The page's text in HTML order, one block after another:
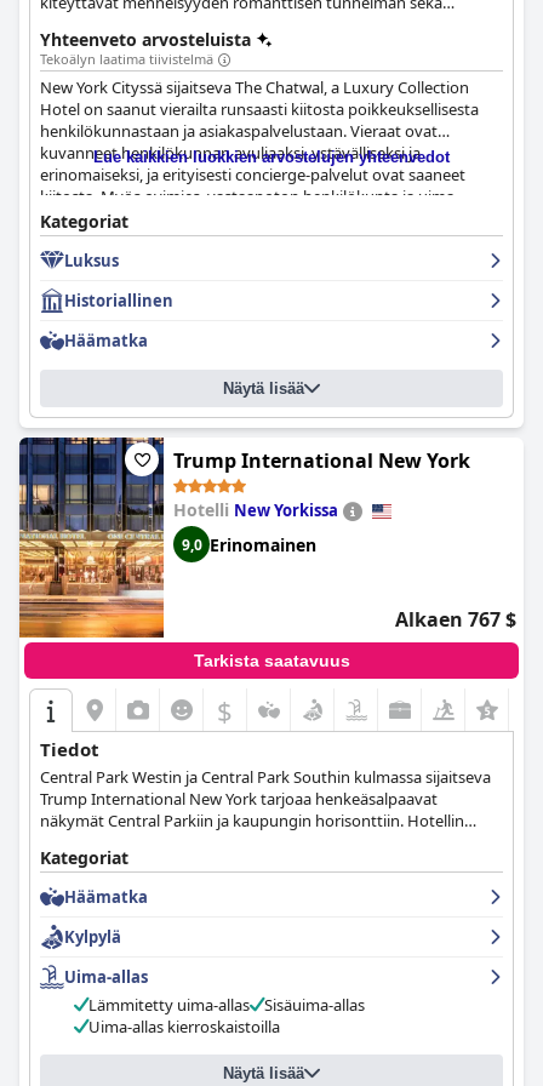
Yhteenveto arvosteluista
Tekoälyn laatima tiivistelmä
New York Cityssä sijaitseva The Chatwal, a Luxury Collection
Hotel on saanut vierailta runsaasti kiitosta poikkeuksellisesta
henkilökunnastaan ja asiakaspalvelustaan. Vieraat ovat
kuvanneet henkilökunnan avuliaaksi, ystävälliseksi ja
erinomaiseksi, ja erityisesti concierge-palvelut ovat saaneet
kiitosta. Myös ovimies, vastaanoton henkilökunta ja uima-
allasalueen työntekijä Denisha mainittiin erittäin mukaviksi.
Vaikka muutama vieras huomautti, että vastaanoton
henkilökunta ei huomioinut heitä, suurimmalla osalla vieraista
on ollut myönteisiä kokemuksia The Chatwal -hotellin
henkilökunnasta.
Lue kaikkien luokkien arvostelujen yhteenvedot
Kategoriat
Luksus
Historiallinen
Häämatka
Näytä lisää
Trump International New York
Hotelli New Yorkissa
9,0 Erinomainen
Alkaen 767 $
Tarkista saatavuus
$
Tiedot
Central Park Westin ja Central Park Southin kulmassa sijaitseva
Trump International New York tarjoaa henkeäsalpaavat
näkymät Central Parkiin ja kaupungin horisonttiin. Hotellin
Kategoriat
Häämatka
Kylpylä
Uima-allas
Lämmitetty uima-allas
Sisäuima-allas
Uima-allas kierroskaistoilla
Näytä lisää